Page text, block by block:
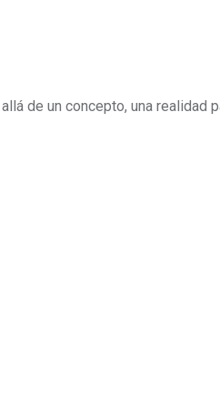
de un concepto, una realidad